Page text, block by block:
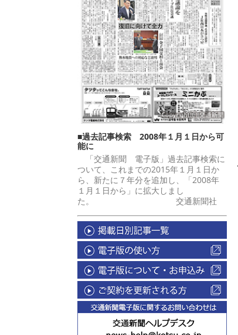
■過去記事検索 2008年１月１日から可
能に
「交通新聞 電子版」過去記事検索に
ついて、これまでの2015年１月１日か
ら、新たに７年分を追加し、「2008年
１月１日から」に拡大しまし
た。 交通新聞社